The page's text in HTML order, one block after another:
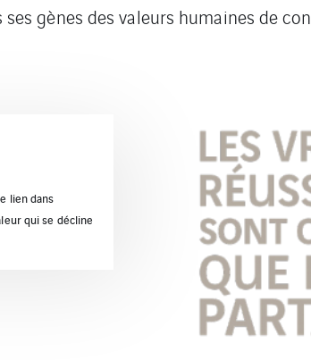
ses gènes des valeurs humaines de
lien dans
qui se décline